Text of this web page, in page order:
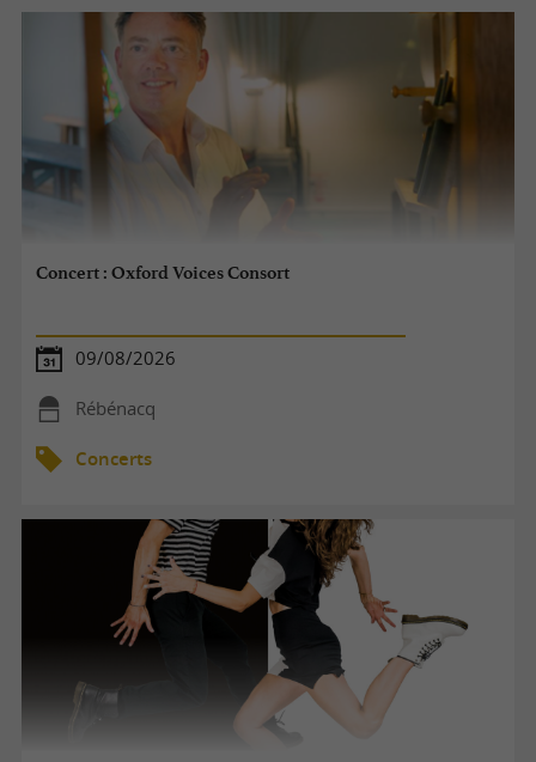
Concert : Oxford Voices Consort
09/08/2026
Rébénacq
Concerts